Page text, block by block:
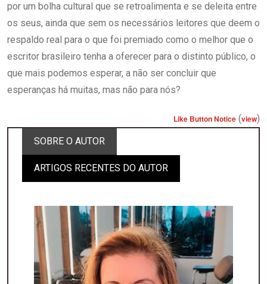
por um bolha cultural que se retroalimenta e se deleita entre
os seus, ainda que sem os necessários leitores que deem o
respaldo real para o que foi premiado como o melhor que o
escritor brasileiro tenha a oferecer para o distinto público, o
que mais podemos esperar, a não ser concluir que
esperanças há muitas, mas não para nós?
Like Button Notice (view)
SOBRE O AUTOR
ARTIGOS RECENTES DO AUTOR